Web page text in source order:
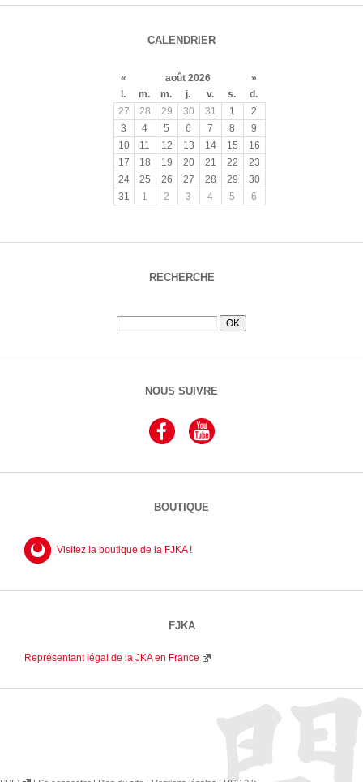
CALENDRIER
« août 2026
»
l.
m. m. j. v. s.
d.
27
28 29 30 31 1
2
3
4 5 6 7 8
9
10
11 12 13 14 15
16
17
18 19 20 21 22
23
24
25 26 27 28 29
30
31
1 2 3 4 5 6
RECHERCHE
NOUS SUIVRE
BOUTIQUE
Visitez la boutique de la FJKA !
FJKA
Représentant légal de la JKA en France